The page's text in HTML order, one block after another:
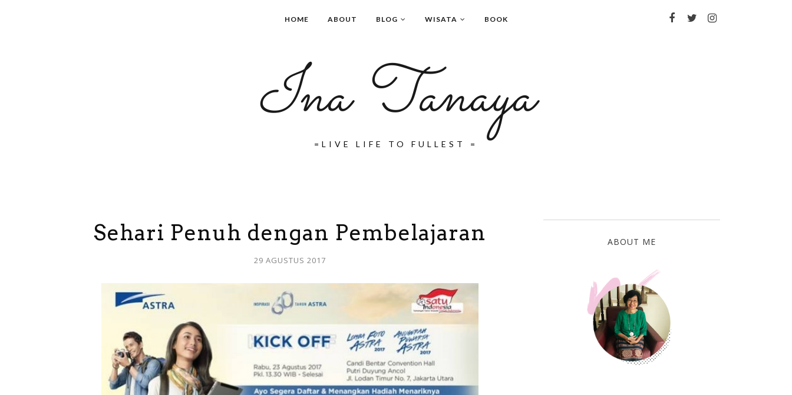
HOME ABOUT BLOG WISATA BOOK
Ina Tanaya
=LIVE LIFE TO FULLEST =
Sehari Penuh dengan Pembelajaran
29 AGUSTUS 2017
ABOUT ME